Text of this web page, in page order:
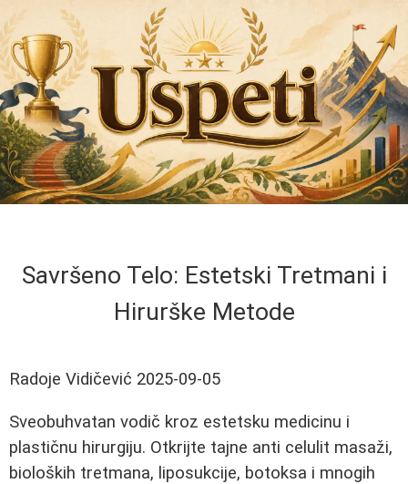
Savršeno Telo: Estetski Tretmani i
Hirurške Metode
Radoje Vidičević 2025-09-05
Sveobuhvatan vodič kroz estetsku medicinu i
plastičnu hirurgiju. Otkrijte tajne anti celulit masaži,
bioloških tretmana, liposukcije, botoksa i mnogih